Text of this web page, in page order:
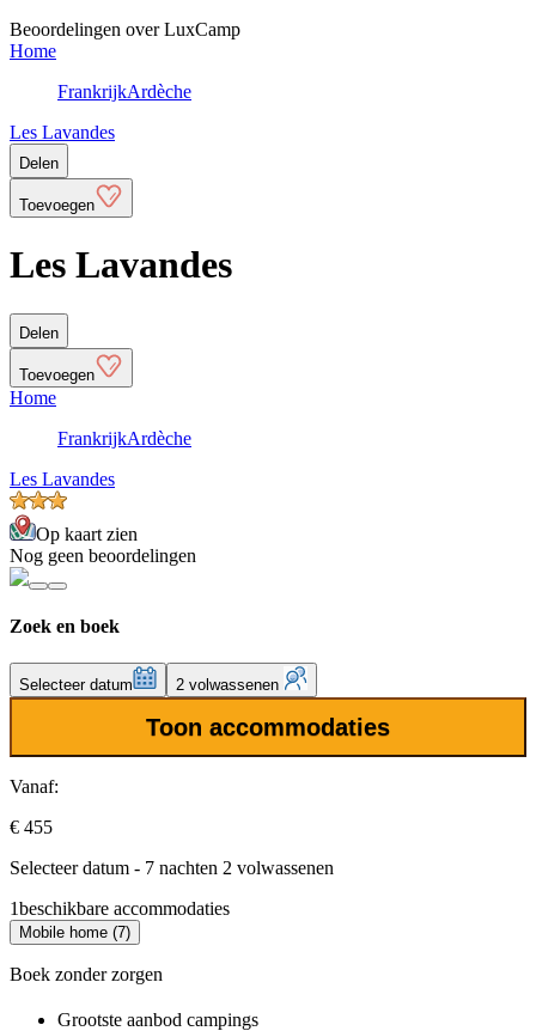
Beoordelingen over LuxCamp
Home
FrankrijkArdèche
Les Lavandes
Delen
Toevoegen
Les Lavandes
Delen
Toevoegen
Home
FrankrijkArdèche
Les Lavandes
Op kaart zien
Nog geen beoordelingen
Zoek en boek
Selecteer datum 2 volwassenen
Toon accommodaties
Vanaf:
€ 455
Selecteer datum - 7 nachten 2 volwassenen
1beschikbare accommodaties
Mobile home (7)
Boek zonder zorgen
Grootste aanbod campings